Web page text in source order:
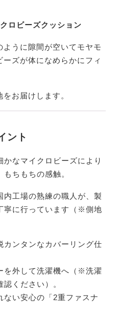
ロビーズクッション
うに隙間が空いてモヤモ
ズが体になめらかにフィ
お届けします。
ント
かなマイクロビーズにより
ちもちの感触。
内工場の熟練の職人が、製
寧に行っています（※側地
カンタンなカバーリング仕
を外して洗濯機へ（※洗濯
ください）。
ない安心の「2重ファスナ